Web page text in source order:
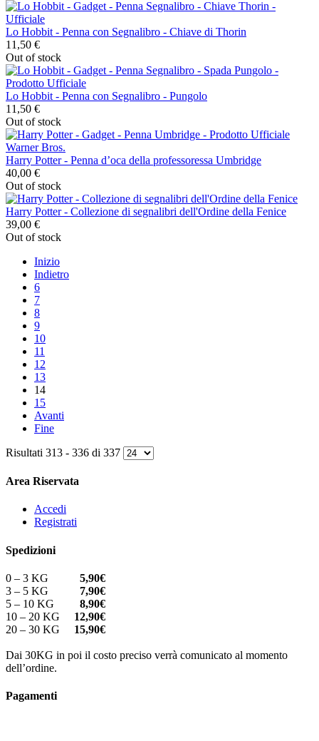
Lo Hobbit - Penna con Segnalibro - Chiave di Thorin
11,50 €
Out of stock
Lo Hobbit - Penna con Segnalibro - Pungolo
11,50 €
Out of stock
Harry Potter - Penna d’oca della professoressa Umbridge
40,00 €
Out of stock
Harry Potter - Collezione di segnalibri dell'Ordine della Fenice
39,00 €
Out of stock
Inizio
Indietro
6
7
8
9
10
11
12
13
14
15
Avanti
Fine
Risultati 313 - 336 di 337
Area Riservata
Accedi
Registrati
Spedizioni
0 – 3 KG 5,90€
3 – 5 KG 7,90€
5 – 10 KG 8,90€
10 – 20 KG 12,90€
20 – 30 KG 15,90€
Dai 30KG in poi il costo preciso verrà comunicato al momento
dell’ordine.
Pagamenti